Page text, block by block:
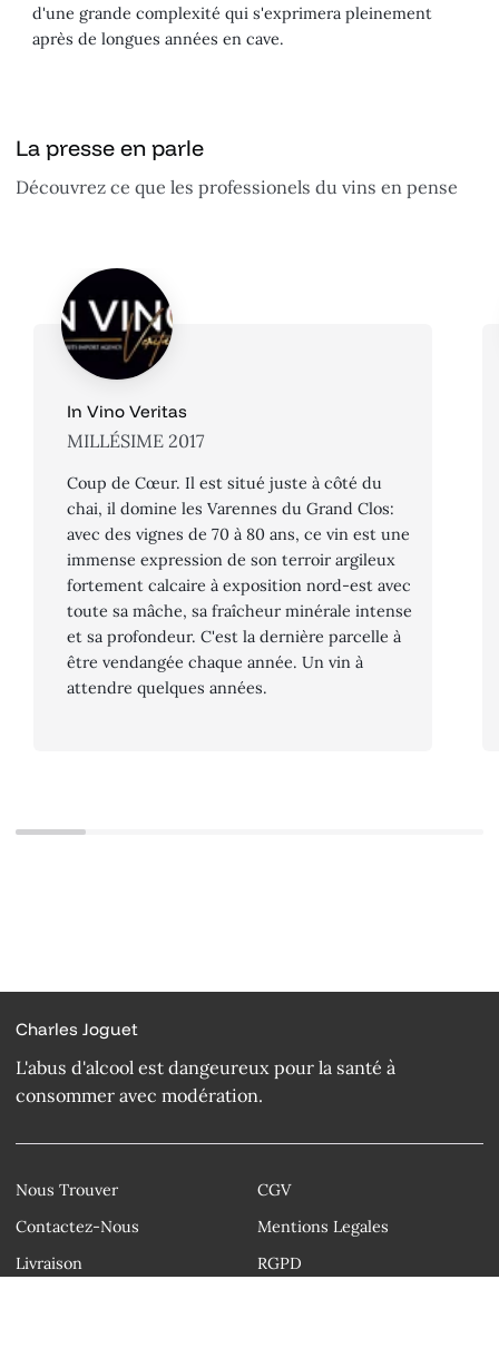
d'une grande complexité qui s'exprimera pleinement
après de longues années en cave.
La presse en parle
Découvrez ce que les professionels du vins en pense
In Vino Veritas
MILLÉSIME 2017
Coup de Cœur. Il est situé juste à côté du
chai, il domine les Varennes du Grand Clos:
avec des vignes de 70 à 80 ans, ce vin est une
immense expression de son terroir argileux
fortement calcaire à exposition nord-est avec
toute sa mâche, sa fraîcheur minérale intense
et sa profondeur. C'est la dernière parcelle à
être vendangée chaque année. Un vin à
attendre quelques années.
Charles Joguet
L'abus d'alcool est dangeureux pour la santé à
consommer avec modération.
Nous Trouver
Contactez-Nous
Livraison
CGV
Mentions Legales
RGPD